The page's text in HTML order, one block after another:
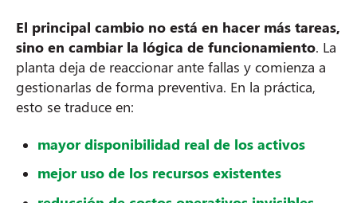
El principal cambio no está en hacer más tareas,
sino en cambiar la lógica de funcionamiento. La
planta deja de reaccionar ante fallas y comienza a
gestionarlas de forma preventiva. En la práctica,
esto se traduce en:
mayor disponibilidad real de los activos
mejor uso de los recursos existentes